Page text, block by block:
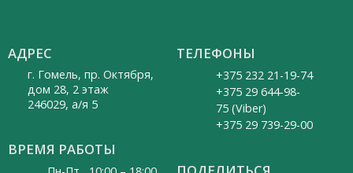
АДРЕС
г. Гомель, пр. Октября,
дом 28, 2 этаж
246029, а/я 5
ВРЕМЯ РАБОТЫ
ТЕЛЕФОНЫ
+375 232 21-19-74
+375 29 644-98-
75 (Viber)
+375 29 739-29-00